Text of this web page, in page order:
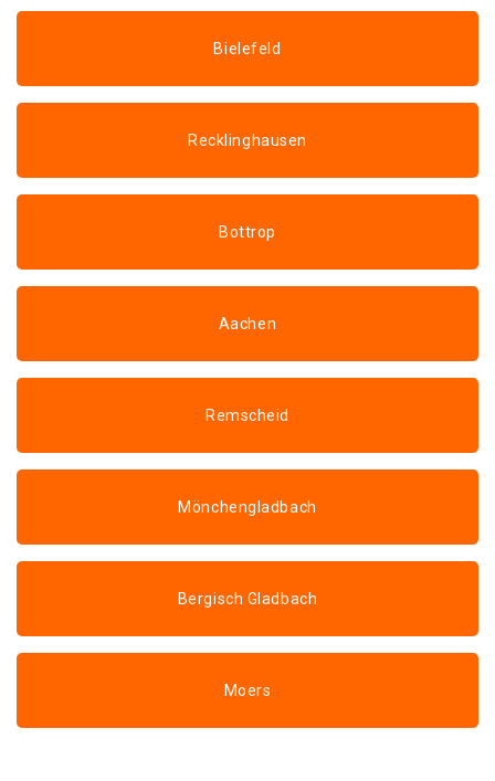
Bielefeld
Recklinghausen
Bottrop
Aachen
Remscheid
Mönchengladbach
Bergisch Gladbach
Moers